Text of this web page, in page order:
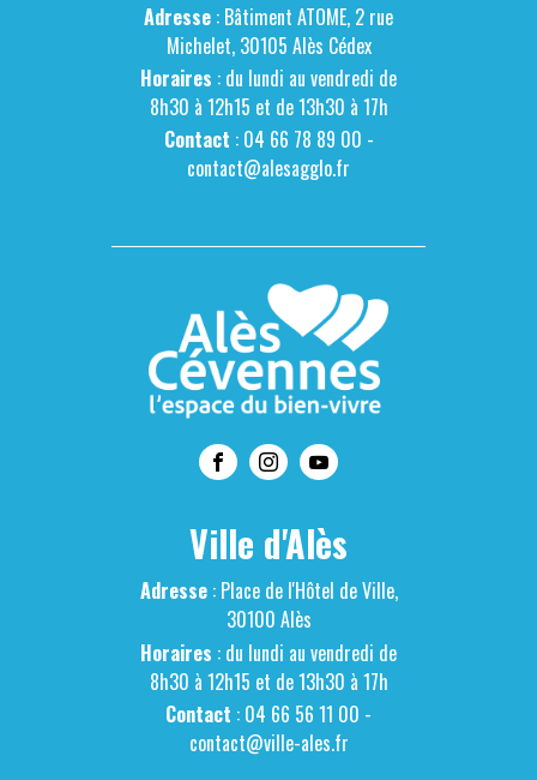
Adresse : Bâtiment ATOME, 2 rue
Michelet, 30105 Alès Cédex
Horaires : du lundi au vendredi de
8h30 à 12h15 et de 13h30 à 17h
Contact : 04 66 78 89 00 -
contact@alesagglo.fr
Ville d'Alès
Adresse: Place de l'Hôtel de Ville,
30100 Alès
Horaires : du lundi au vendredi de
8h30 à 12h15 et de 13h30 à 17h
Contact : 04 66 56 11 00 -
contact@ville-ales.fr